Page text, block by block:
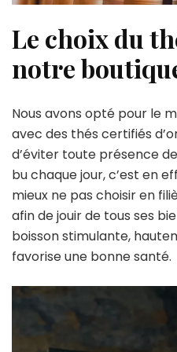
Le choix du
notre
Nous avons opté pour le
avec des thés certifiés
d’éviter toute présence
bu chaque jour, c’est en
mieux ne pas choisir en
afin de jouir de tous ses
boisson stimulante,
favorise une bonne santé.